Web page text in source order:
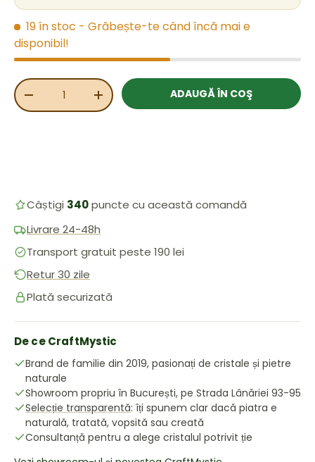
19 în stoc - Grăbește-te când încă mai e
disponibil!
Cant.
REDUCEȚI CANTITATEAMĂRIȚI CANTITATEAADAUGĂ ÎN COŞ
Câștigi 340puncte cu această comandă
Livrare 24-48h
Transport gratuit peste 190 lei
Retur 30 zile
Plată securizată
De ce CraftMystic
Brand de familie din 2019, pasionați de cristale și pietre
naturale
Showroom propriu în București, pe Strada Lânăriei 93-95
Selecție transparentă: îți spunem clar dacă piatra e
naturală, tratată, vopsită sau creată
Consultanță pentru a alege cristalul potrivit ție